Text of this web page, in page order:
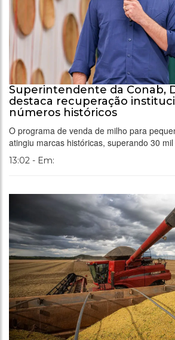
Superintendente da Conab,
destaca recuperação
números históricos
O programa de venda de milho para
atingiu marcas históricas, superando 30
13:02 - Em: